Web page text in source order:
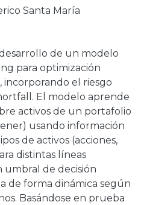
Santa María
de un modelo
para optimización
incorporando el riesgo
El modelo aprende
activos de un portafolio
usando información
de activos (acciones,
distintas líneas
de decisión
de forma dinámica según
Basándose en prueba